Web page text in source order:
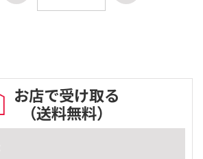
お店で受け取る
（送料無料）